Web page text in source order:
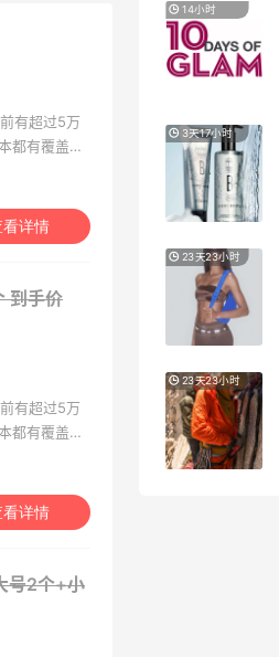
有超过5万
都有覆盖。
看详情
到手价
有超过5万
都有覆盖。
看详情
号2个+小
扣区时尚上
、
套
西太后等
8折
14小时
3天17小时
23天23小时
23天23小时